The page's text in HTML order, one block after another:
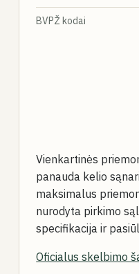
BVPŽ kodai
Vienkartinės
panauda kelio
maksimalus
nurodyta pirkimo
specifikacija ir
Oficialus skelbimo